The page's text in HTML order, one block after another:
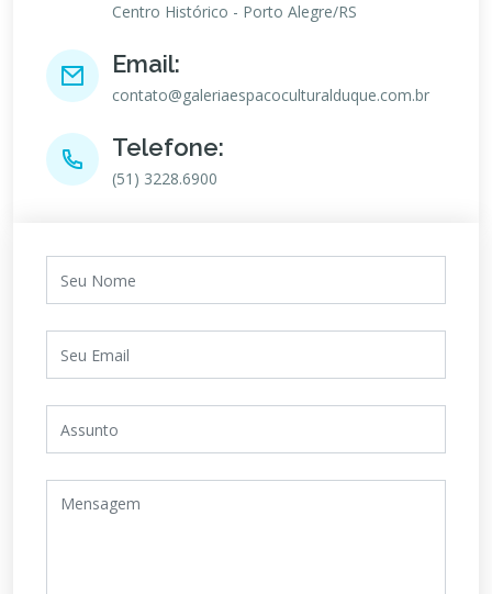
Centro Histórico - Porto Alegre/RS
Email:
contato@galeriaespacoculturalduque.com.br
Telefone:
(51) 3228.6900